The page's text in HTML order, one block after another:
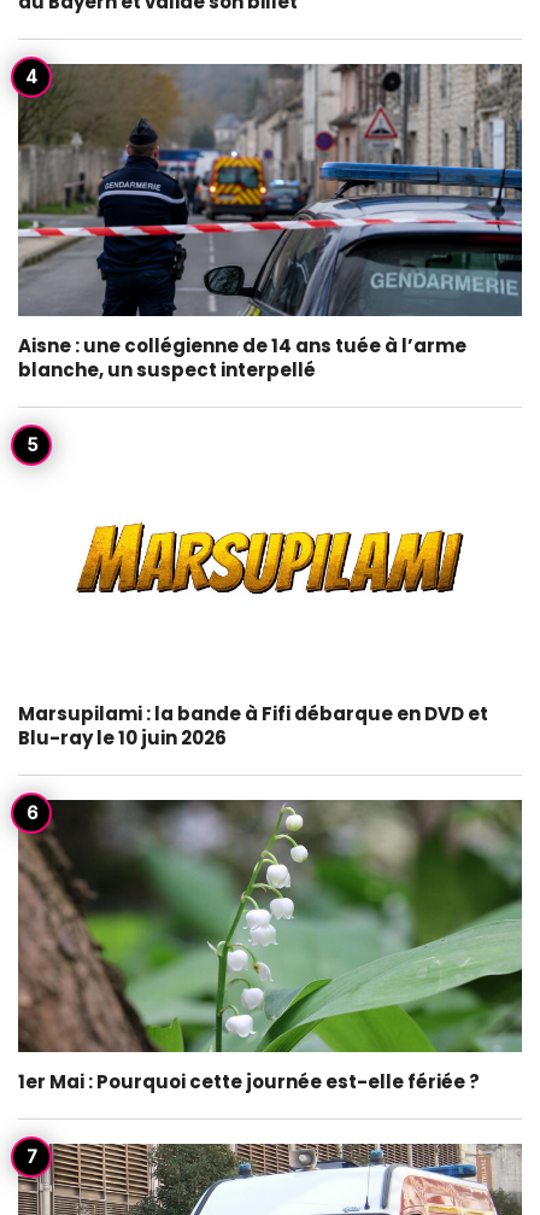
Aisne : une collégienne de 14 ans tuée à l’arme
blanche, un suspect interpellé
Marsupilami : la bande à Fifi débarque en DVD et
Blu-ray le 10 juin 2026
1er Mai : Pourquoi cette journée est-elle fériée ?